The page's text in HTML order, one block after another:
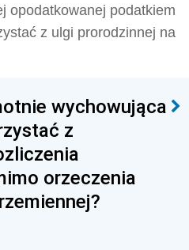
opodatkowanej podatkiem
z ulgi prorodzinnej na
wychowująca
z
orzeczenia